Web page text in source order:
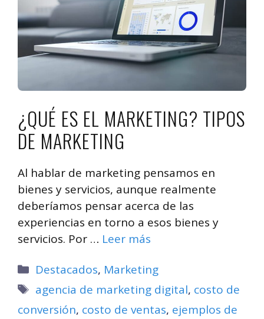
¿QUÉ ES EL MARKETING? TIPOS
DE MARKETING
Al hablar de marketing pensamos en
bienes y servicios, aunque realmente
deberíamos pensar acerca de las
experiencias en torno a esos bienes y
servicios. Por … Leer más
Categorías
Destacados, Marketing
Etiquetas
agencia de marketing digital, costo de
conversión, costo de ventas, ejemplos de